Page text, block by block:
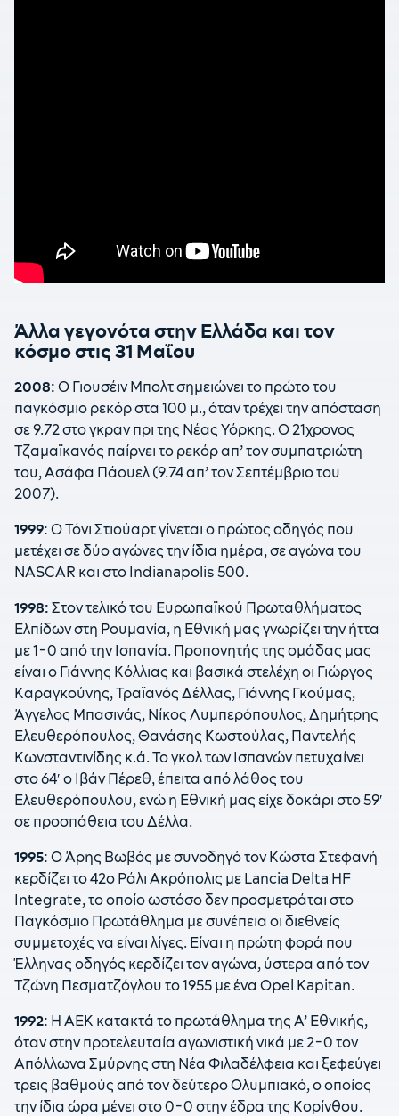
Άλλα γεγονότα στην Ελλάδα και τον
κόσμο στις 31 Μαΐου
2008: Ο Γιουσέιν Μπολτ σημειώνει το πρώτο του
παγκόσμιο ρεκόρ στα 100 μ., όταν τρέχει την απόσταση
σε 9.72 στο γκραν πρι της Νέας Υόρκης. Ο 21χρονος
Τζαμαϊκανός παίρνει το ρεκόρ απ’ τον συμπατριώτη
του, Ασάφα Πάουελ (9.74 απ’ τον Σεπτέμβριο του
2007).
1999: Ο Τόνι Στιούαρτ γίνεται ο πρώτος οδηγός που
μετέχει σε δύο αγώνες την ίδια ημέρα, σε αγώνα του
NASCAR και στο Indianapolis 500.
1998: Στον τελικό του Ευρωπαϊκού Πρωταθλήματος
Ελπίδων στη Ρουμανία, η Εθνική μας γνωρίζει την ήττα
με 1-0 από την Ισπανία. Προπονητής της ομάδας μας
είναι ο Γιάννης Κόλλιας και βασικά στελέχη οι Γιώργος
Καραγκούνης, Τραϊανός Δέλλας, Γιάννης Γκούμας,
Άγγελος Μπασινάς, Νίκος Λυμπερόπουλος, Δημήτρης
Ελευθερόπουλος, Θανάσης Κωστούλας, Παντελής
Κωνσταντινίδης κ.ά. Το γκολ των Ισπανών πετυχαίνει
στο 64′ ο Ιβάν Πέρεθ, έπειτα από λάθος του
Ελευθερόπουλου, ενώ η Εθνική μας είχε δοκάρι στο 59′
σε προσπάθεια του Δέλλα.
1995: Ο Άρης Βωβός με συνοδηγό τον Κώστα Στεφανή
κερδίζει το 42ο Ράλι Ακρόπολις με Lancia Delta HF
Integrate, το οποίο ωστόσο δεν προσμετράται στο
Παγκόσμιο Πρωτάθλημα με συνέπεια οι διεθνείς
συμμετοχές να είναι λίγες. Είναι η πρώτη φορά που
Έλληνας οδηγός κερδίζει τον αγώνα, ύστερα από τον
Τζώνη Πεσματζόγλου το 1955 με ένα Opel Kapitan.
1992: Η ΑΕΚ κατακτά το πρωτάθλημα της Α’ Εθνικής,
όταν στην προτελευταία αγωνιστική νικά με 2-0 τον
Απόλλωνα Σμύρνης στη Νέα Φιλαδέλφεια και ξεφεύγει
τρεις βαθμούς από τον δεύτερο Ολυμπιακό, ο οποίος
την ίδια ώρα μένει στο 0-0 στην έδρα της Κορίνθου.